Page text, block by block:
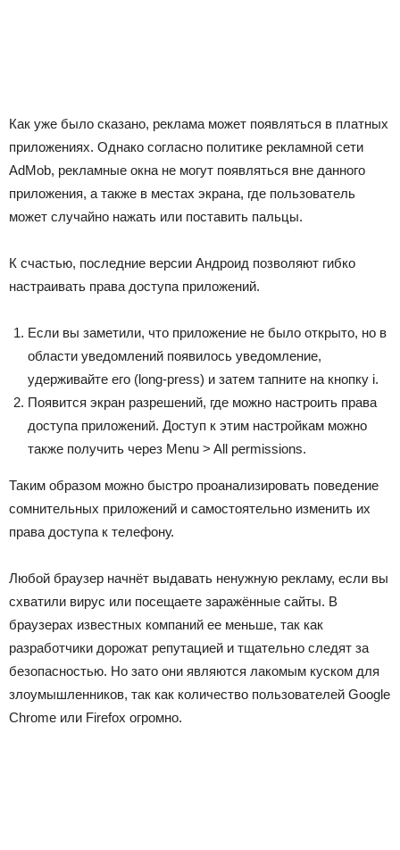
Как уже было сказано, реклама может появляться в платных
приложениях. Однако согласно политике рекламной сети
AdMob, рекламные окна не могут появляться вне данного
приложения, а также в местах экрана, где пользователь
может случайно нажать или поставить пальцы.
К счастью, последние версии Андроид позволяют гибко
настраивать права доступа приложений.
Если вы заметили, что приложение не было открыто, но в
области уведомлений появилось уведомление,
удерживайте его (long-press) и затем тапните на кнопку i.
Появится экран разрешений, где можно настроить права
доступа приложений. Доступ к этим настройкам можно
также получить через Menu > All permissions.
Таким образом можно быстро проанализировать поведение
сомнительных приложений и самостоятельно изменить их
права доступа к телефону.
Любой браузер начнёт выдавать ненужную рекламу, если вы
схватили вирус или посещаете заражённые сайты. В
браузерах известных компаний ее меньше, так как
разработчики дорожат репутацией и тщательно следят за
безопасностью. Но зато они являются лакомым куском для
злоумышленников, так как количество пользователей Google
Chrome или Firefox огромно.